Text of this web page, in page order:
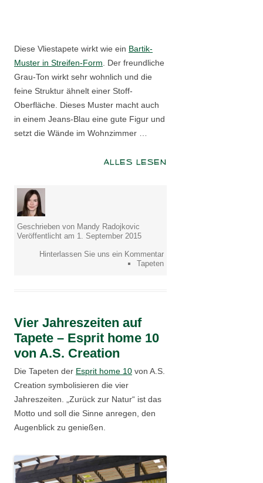
Diese Vliestapete wirkt wie ein Bartik-
Muster in Streifen-Form . Der freundliche
Grau-Ton wirkt sehr wohnlich und die
feine Struktur ähnelt einer Stoff-
Oberfläche. Dieses Muster macht auch
in einem Jeans-Blau eine gute Figur und
setzt die Wände im Wohnzimmer …
ALLES LESEN
Geschrieben von Mandy Radojkovic
Veröffentlicht am 1. September 2015
Hinterlassen Sie uns ein Kommentar
Tapeten
Vier Jahreszeiten auf
Tapete – Esprit home 10
von A.S. Creation
Die Tapeten der Esprit home 10 von A.S.
Creation symbolisieren die vier
Jahreszeiten. „Zurück zur Natur“ ist das
Motto und soll die Sinne anregen, den
Augenblick zu genießen.